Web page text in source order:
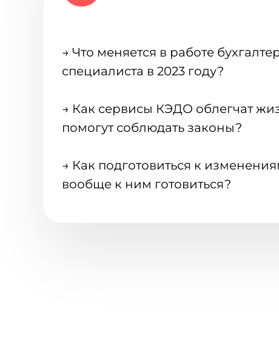
→ Что меняется в работе
специалиста в 2023 году?
→ Как сервисы КЭДО облегчат
помогут соблюдать законы?
→ Как подготовиться к
вообще к ним готовиться?